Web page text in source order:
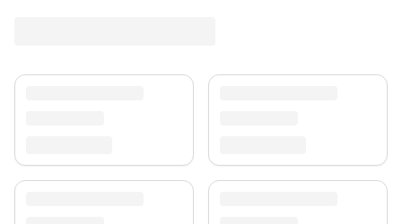
unsererTeppich-Kollektion